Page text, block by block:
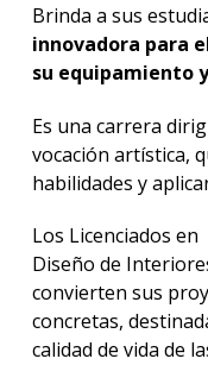
Brinda a sus
innovadora para
su equipamiento
Es una carrera
vocación artística,
habilidades y
Los Licenciados en
Diseño de
convierten sus
concretas,
calidad de vida de